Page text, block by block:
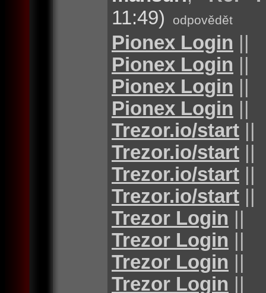
11:49)
odpovědět
Pionex Login ||
Pionex Login ||
Pionex Login ||
Pionex Login ||
Trezor.io/start ||
Trezor.io/start ||
Trezor.io/start ||
Trezor.io/start ||
Trezor Login ||
Trezor Login ||
Trezor Login ||
Trezor Login ||